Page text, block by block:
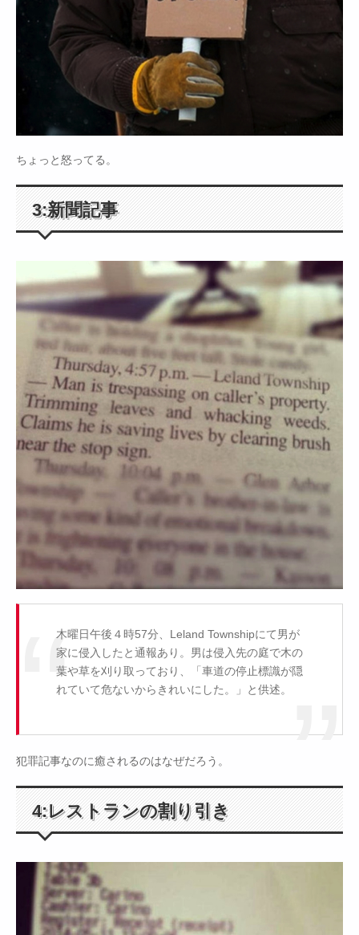
ちょっと怒ってる。
3:新聞記事
木曜日午後４時57分、Leland Townshipにて男が
家に侵入したと通報あり。男は侵入先の庭で木の
葉や草を刈り取っており、「車道の停止標識が隠
れていて危ないからきれいにした。」と供述。
犯罪記事なのに癒されるのはなぜだろう。
4:レストランの割り引き